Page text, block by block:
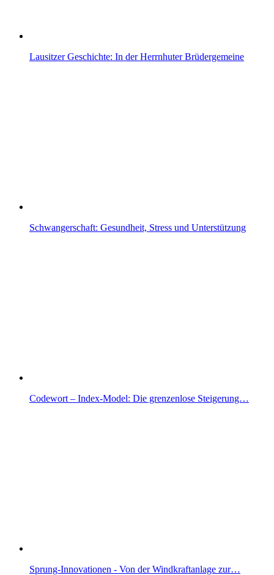
Lausitzer Geschichte: In der Herrnhuter Brüdergemeine
Schwangerschaft: Gesundheit, Stress und Unterstützung
Codewort – Index-Model: Die grenzenlose Steigerung…
Sprung-Innovationen - Von der Windkraftanlage zur…